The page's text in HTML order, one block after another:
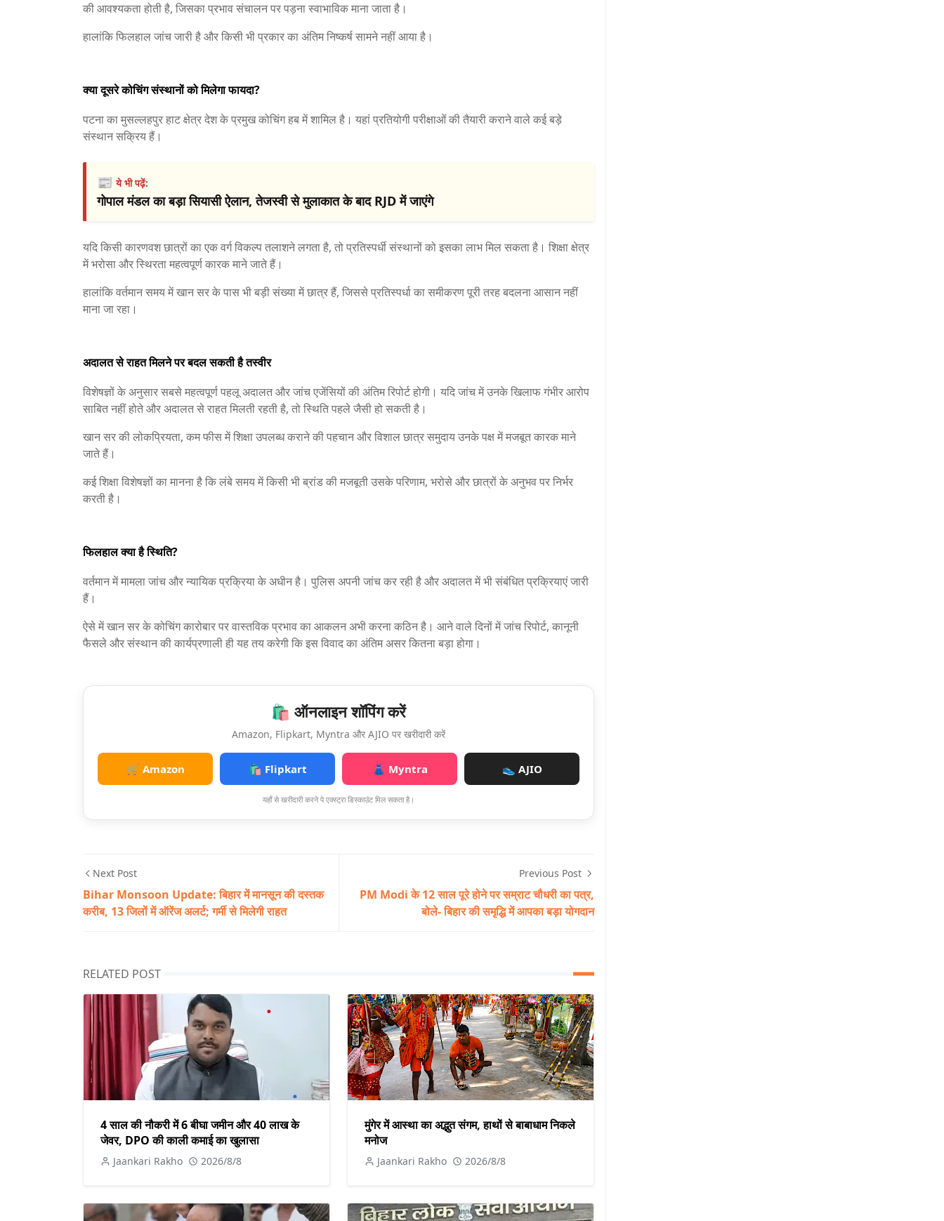
की आवश्यकता होती है, जिसका प्रभाव संचालन पर पड़ना स्वाभाविक माना जाता है।
हालांकि फिलहाल जांच जारी है और किसी भी प्रकार का अंतिम निष्कर्ष सामने नहीं आया है।
क्या दूसरे कोचिंग संस्थानों को मिलेगा फायदा?
पटना का मुसल्लहपुर हाट क्षेत्र देश के प्रमुख कोचिंग हब में शामिल है। यहां प्रतियोगी परीक्षाओं की तैयारी कराने वाले कई बड़े
संस्थान सक्रिय हैं।
📰ये भी पढ़ें:
गोपाल मंडल का बड़ा सियासी ऐलान, तेजस्वी से मुलाकात के बाद RJD में जाएंगे
यदि किसी कारणवश छात्रों का एक वर्ग विकल्प तलाशने लगता है, तो प्रतिस्पर्धी संस्थानों को इसका लाभ मिल सकता है। शिक्षा क्षेत्र
में भरोसा और स्थिरता महत्वपूर्ण कारक माने जाते हैं।
हालांकि वर्तमान समय में खान सर के पास भी बड़ी संख्या में छात्र हैं, जिससे प्रतिस्पर्धा का समीकरण पूरी तरह बदलना आसान नहीं
माना जा रहा।
अदालत से राहत मिलने पर बदल सकती है तस्वीर
विशेषज्ञों के अनुसार सबसे महत्वपूर्ण पहलू अदालत और जांच एजेंसियों की अंतिम रिपोर्ट होगी। यदि जांच में उनके खिलाफ गंभीर आरोप
साबित नहीं होते और अदालत से राहत मिलती रहती है, तो स्थिति पहले जैसी हो सकती है।
खान सर की लोकप्रियता, कम फीस में शिक्षा उपलब्ध कराने की पहचान और विशाल छात्र समुदाय उनके पक्ष में मजबूत कारक माने
जाते हैं।
कई शिक्षा विशेषज्ञों का मानना है कि लंबे समय में किसी भी ब्रांड की मजबूती उसके परिणाम, भरोसे और छात्रों के अनुभव पर निर्भर
करती है।
फिलहाल क्या है स्थिति?
वर्तमान में मामला जांच और न्यायिक प्रक्रिया के अधीन है। पुलिस अपनी जांच कर रही है और अदालत में भी संबंधित प्रक्रियाएं जारी
हैं।
ऐसे में खान सर के कोचिंग कारोबार पर वास्तविक प्रभाव का आकलन अभी करना कठिन है। आने वाले दिनों में जांच रिपोर्ट, कानूनी
फैसले और संस्थान की कार्यप्रणाली ही यह तय करेगी कि इस विवाद का अंतिम असर कितना बड़ा होगा।
🛍️ ऑनलाइन शॉपिंग करें
Amazon, Flipkart, Myntra और AJIO पर खरीदारी करें
🛒 Amazon 🛍️ Flipkart 👗 Myntra 👟 AJIO
यहाँ से खरीदारी करने पे एक्स्ट्रा डिस्काउंट मिल सकता है।
Next Post
Bihar Monsoon Update: बिहार में मानसून की दस्तक
करीब, 13 जिलों में ऑरेंज अलर्ट; गर्मी से मिलेगी राहत
Previous Post
PM Modi के 12 साल पूरे होने पर सम्राट चौधरी का पत्र,
बोले- बिहार की समृद्धि में आपका बड़ा योगदान
RELATED POST
4 साल की नौकरी में 6 बीघा जमीन और 40 लाख के
जेवर, DPO की काली कमाई का खुलासा
Jaankari Rakho 2026/8/8
मुंगेर में आस्था का अद्भुत संगम, हाथों से बाबाधाम निकले
मनोज
Jaankari Rakho 2026/8/8